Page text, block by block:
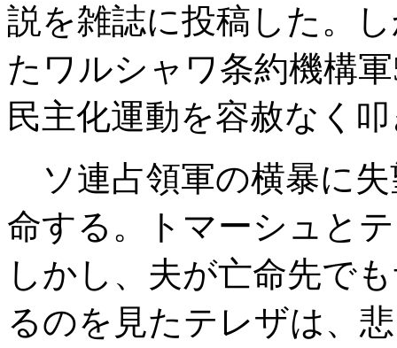
説を雑誌に投稿した。
たワルシャワ条約機構
民主化運動を容赦なく
ソ連占領軍の横暴に
命する。トマーシュと
しかし、夫が亡命先で
るのを見たテレザは、